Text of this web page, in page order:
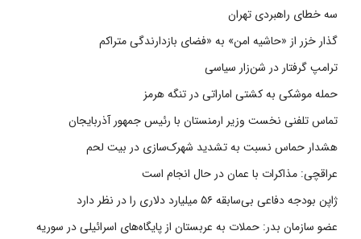
سه خطای راهبردی تهران
گذار خزر از «حاشیه امن» به «فضای بازدارندگی متراکم
ترامپ گرفتار در شن‌زار سیاسی
حمله موشکی به کشتی اماراتی در تنگه هرمز
تماس تلفنی نخست وزیر ارمنستان با رئیس جمهور آذربایجان
هشدار حماس نسبت به تشدید شهرک‌سازی در بیت‌ لحم
عراقچی: مذاکرات با عمان در حال انجام است
ژاپن بودجه دفاعی بی‌سابقه ۵۶ میلیارد دلاری را در نظر دارد
عضو سازمان بدر: حملات به عربستان از پایگاه‌های اسرائیلی در سوریه